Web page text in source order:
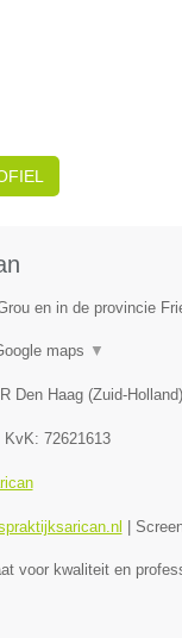
en in de provincie
maps ▼
Den Haag(Zuid-Holland)
KvK: 72621613
voor kwaliteit en